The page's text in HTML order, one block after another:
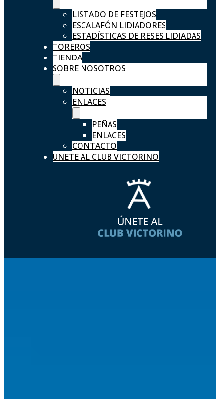
LISTADO DE FESTEJOS
ESCALAFÓN LIDIADORES
ESTADÍSTICAS DE RESES LIDIADAS
TOREROS
TIENDA
SOBRE NOSOTROS
NOTICIAS
ENLACES
PEÑAS
ENLACES
CONTACTO
UNETE AL CLUB VICTORINO